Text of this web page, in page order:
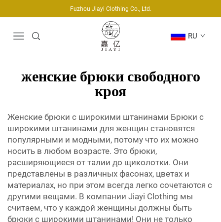
Fuzhou Jiayi Clothing Co., Ltd.
RU
женские брюки свободного
кроя
Женские брюки с широкими штанинами Брюки с
широкими штанинами для женщин становятся
популярными и модными, потому что их можно
носить в любом возрасте. Это брюки,
расширяющиеся от талии до щиколотки. Они
представлены в различных фасонах, цветах и
материалах, но при этом всегда легко сочетаются с
другими вещами. В компании Jiayi Clothing мы
считаем, что у каждой женщины должны быть
брюки с широкими штанинами! Они не только